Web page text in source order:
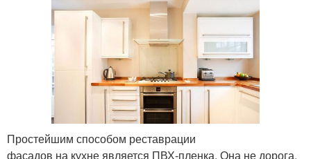
Простейшим способом реставрации
фасадов на кухне является ПВХ-пленка. Она не дорога,